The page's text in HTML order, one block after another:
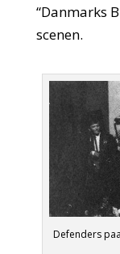
“Danmarks
scenen.
Defenders